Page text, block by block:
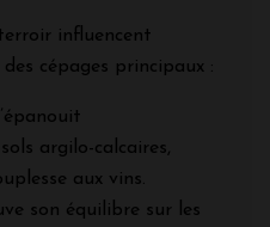
influencent
cépages principaux :
argilo-calcaires,
aux vins.
son équilibre sur les